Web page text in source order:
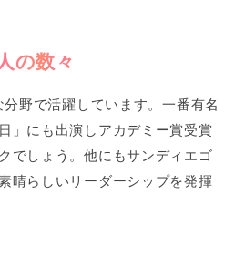
の数々
分野で活躍しています。一番有名
」にも出演しアカデミー賞受賞
でしょう。他にもサンディエゴ
晴らしいリーダーシップを発揮